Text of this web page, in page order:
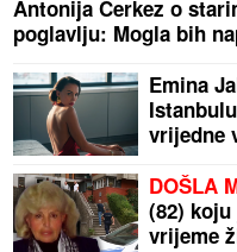
Antonija Čerkez o
poglavlju: Mogla bih
Emina
vrijedne
DOŠLA
(82)
vrijeme